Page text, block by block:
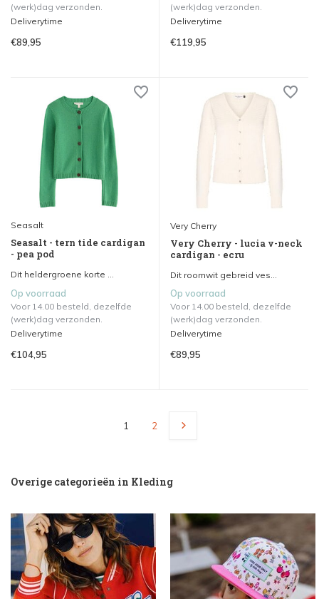
(werk)dag verzonden.
Deliverytime
€89,95
(werk)dag verzonden.
Deliverytime
€119,95
Seasalt
Seasalt - tern tide cardigan
- pea pod
Dit heldergroene korte ...
Op voorraad
Voor 14.00 besteld, dezelfde
(werk)dag verzonden.
Deliverytime
€104,95
Very Cherry
Very Cherry - lucia v-neck
cardigan - ecru
Dit roomwit gebreid ves...
Op voorraad
Voor 14.00 besteld, dezelfde
(werk)dag verzonden.
Deliverytime
€89,95
1 2
Overige categorieën in Kleding